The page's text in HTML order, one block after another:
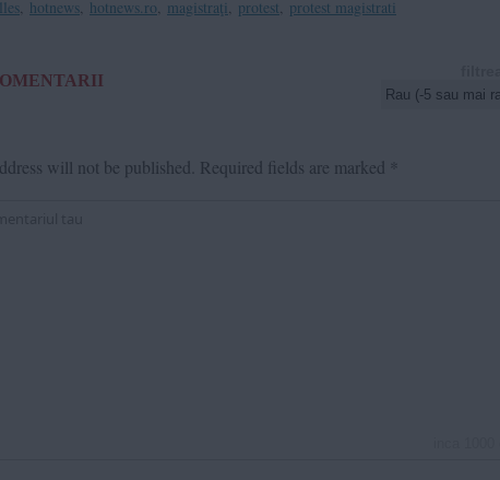
hotnews hotnews.ro magistraţi protest protest magistrati
will not be published. Required fields are marked *